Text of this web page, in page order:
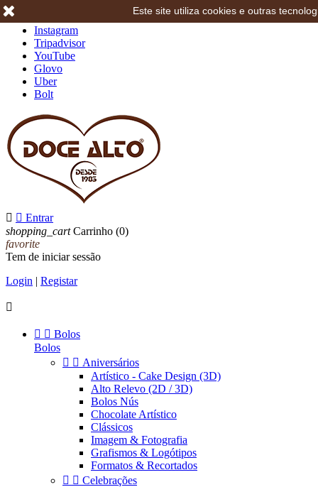
Instagram
Tripadvisor
YouTube
Glovo
Uber
Bolt
  Entrar
shopping_cart Carrinho (0)
favorite
Tem de iniciar sessão
Login | Registar

  Bolos
Bolos
  Aniversários
Artístico - Cake Design (3D)
Alto Relevo (2D / 3D)
Bolos Nús
Chocolate Artístico
Clássicos
Imagem & Fotografia
Grafismos & Logótipos
Formatos & Recortados
  Celebrações
Este site utiliza cookies e outras